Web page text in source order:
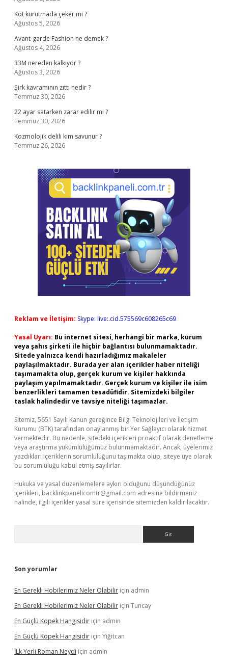
Kot kurutmada çeker mi ?
Ağustos 5, 2026
Avant-garde Fashion ne demek ?
Ağustos 4, 2026
33M nereden kalkıyor ?
Ağustos 3, 2026
Şirk kavramının zıttı nedir ?
Temmuz 30, 2026
22 ayar satarken zarar edilir mi ?
Temmuz 30, 2026
Kozmolojik delili kim savunur ?
Temmuz 26, 2026
Reklam ve İletişim: Skype: live:.cid.575569c608265c69
Yasal Uyarı: Bu internet sitesi, herhangi bir marka, kurum
veya şahıs şirketi ile hiçbir bağlantısı bulunmamaktadır.
Sitede yalnızca kendi hazırladığımız makaleler
paylaşılmaktadır. Burada yer alan içerikler haber niteliği
taşımamakta olup, gerçek kurum ve kişiler hakkında
paylaşım yapılmamaktadır. Gerçek kurum ve kişiler ile isim
benzerlikleri tamamen tesadüfidir. Sitemizdeki bilgiler
taslak halindedir ve tavsiye niteliği taşımazlar.
Sitemiz, 5651 Sayılı Kanun gereğince Bilgi Teknolojileri ve İletişim
Kurumu (BTK) tarafından onaylanmış bir Yer Sağlayıcı olarak hizmet
vermektedir. Bu nedenle, sitedeki içerikleri proaktif olarak denetleme
veya araştırma yükümlülüğümüz bulunmamaktadır. Ancak, üyelerimiz
yazdıkları içeriklerin sorumluluğunu taşımakta olup, siteye üye olarak
bu sorumluluğu kabul etmiş sayılırlar.
Hukuka ve yasal düzenlemelere aykırı olduğunu düşündüğünüz
içerikleri, backlinkpanelicomtr@gmail.com adresine bildirmeniz
halinde, ilgili içerikler yasal süre içerisinde sitemizden kaldırılacaktır.
Son yorumlar
En Gerekli Hobilerimiz Neler Olabilir için admin
En Gerekli Hobilerimiz Neler Olabilir için Tuncay
En Güçlü Köpek Hangisidir için admin
En Güçlü Köpek Hangisidir için Yiğitcan
İLk Yerli Roman Neydi için admin